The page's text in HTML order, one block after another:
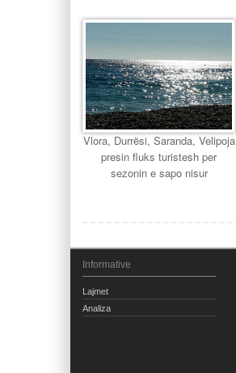
Vlora, Durrësi, Saranda, Velipoja
presin fluks turistesh per
sezonin e sapo nisur
Informative
Lajmet
Analiza